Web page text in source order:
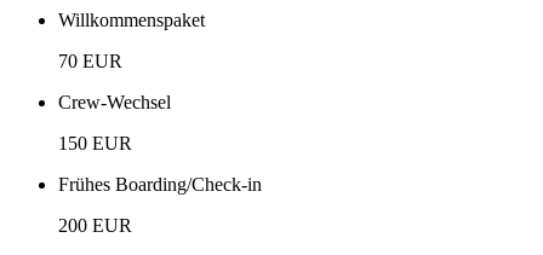
Willkommenspaket
70 EUR
Crew-Wechsel
150 EUR
Frühes Boarding/Check-in
200 EUR